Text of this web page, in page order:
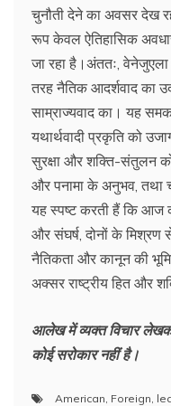
चुनौती देने का अवसर देख
रूप केवल ऐतिहासिक
जा रहा है।अंततः, वेनेजुएला
तरह नैतिक आदर्शवाद का
साम्राज्यवाद का। यह
यथार्थवादी प्रकृति को
सुरक्षा और शक्ति-संतुलन को
और पनामा के अनुभव, तथा
यह स्पष्ट करती हैं कि आज
और संघर्ष, दोनों के मिश्रण
नैतिकता और कानून की
अक्सर राष्ट्रीय हित और
आलेख में व्यक्त विचार
कोई सरोकार नहीं है।
American Foreign